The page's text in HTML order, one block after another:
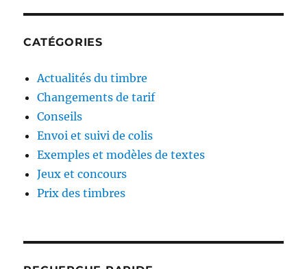
CATÉGORIES
Actualités du timbre
Changements de tarif
Conseils
Envoi et suivi de colis
Exemples et modèles de textes
Jeux et concours
Prix des timbres